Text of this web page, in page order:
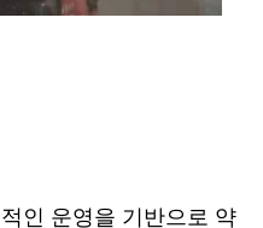
인 운영을 기반으로 약